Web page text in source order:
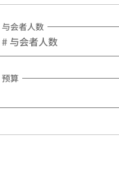
与会者人数
预算